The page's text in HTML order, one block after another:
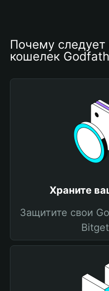
Почему следует
кошелек
Храните
Защитите свои